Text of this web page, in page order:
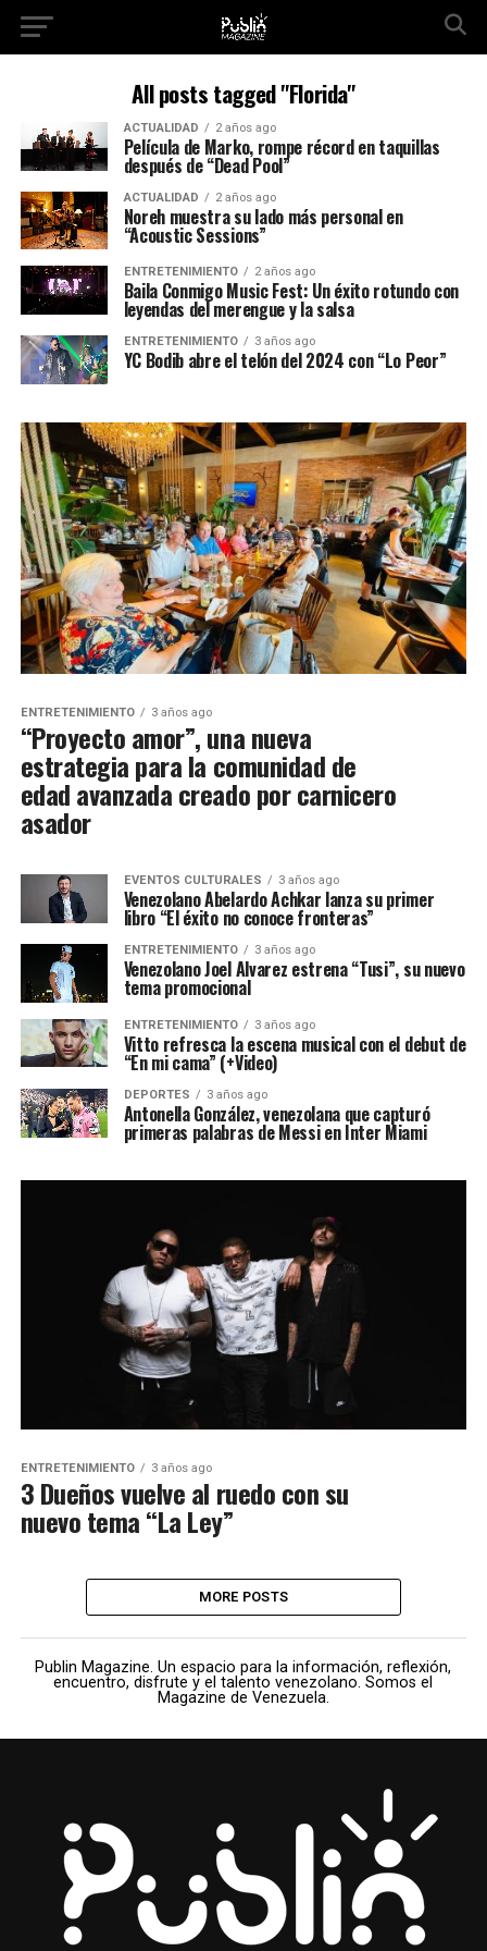
All posts tagged "Florida"
ACTUALIDAD 2 años ago
Película de Marko, rompe récord en taquillas
después de “Dead Pool”
ACTUALIDAD 2 años ago
Noreh muestra su lado más personal en
“Acoustic Sessions”
ENTRETENIMIENTO 2 años ago
Baila Conmigo Music Fest: Un éxito rotundo con
leyendas del merengue y la salsa
ENTRETENIMIENTO 3 años ago
YC Bodib abre el telón del 2024 con “Lo Peor”
ENTRETENIMIENTO 3 años ago
“Proyecto amor”, una nueva
estrategia para la comunidad de
edad avanzada creado por carnicero
asador
EVENTOS CULTURALES 3 años ago
Venezolano Abelardo Achkar lanza su primer
libro “El éxito no conoce fronteras”
ENTRETENIMIENTO 3 años ago
Venezolano Joel Alvarez estrena “Tusi”, su nuevo
tema promocional
ENTRETENIMIENTO 3 años ago
Vitto refresca la escena musical con el debut de
“En mi cama” (+Video)
DEPORTES 3 años ago
Antonella González, venezolana que capturó
primeras palabras de Messi en Inter Miami
ENTRETENIMIENTO 3 años ago
3 Dueños vuelve al ruedo con su
nuevo tema “La Ley”
MORE POSTS
Publin Magazine. Un espacio para la información, reflexión,
encuentro, disfrute y el talento venezolano. Somos el
Magazine de Venezuela.